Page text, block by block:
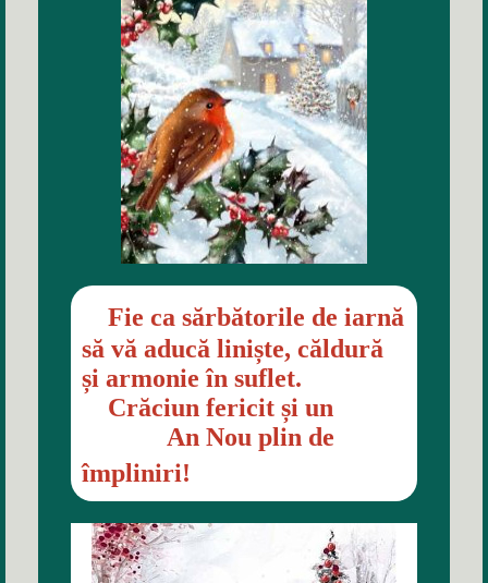
Fie ca sărbătorile de iarnă
să vă aducă liniște, căldură
și armonie în suflet.
Crăciun fericit și un
An Nou plin de
împliniri!